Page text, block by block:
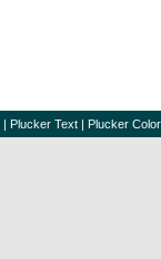
| Plucker Text | Plucker Color